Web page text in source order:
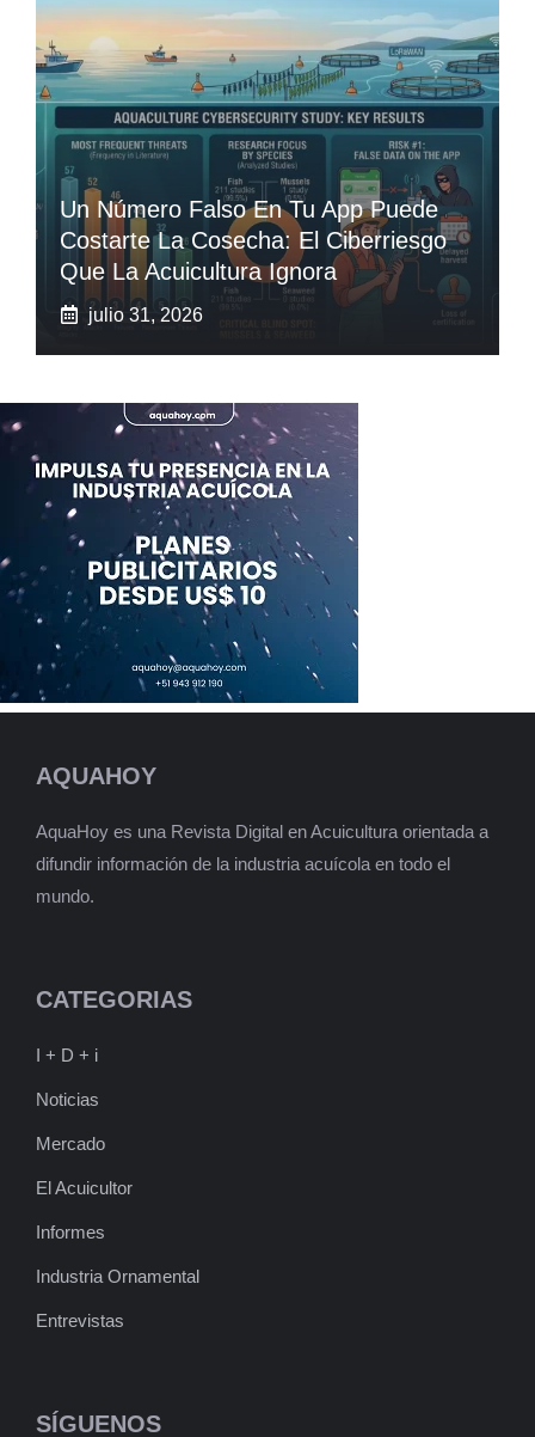
Un Número Falso En Tu App Puede
Costarte La Cosecha: El Ciberriesgo
Que La Acuicultura Ignora
julio 31, 2026
AQUAHOY
AquaHoy es una Revista Digital en Acuicultura orientada a
difundir información de la industria acuícola en todo el
mundo.
CATEGORIAS
I + D + i
Noticias
Mercado
El Acuicultor
Informes
Industria Ornamental
Entrevistas
SÍGUENOS